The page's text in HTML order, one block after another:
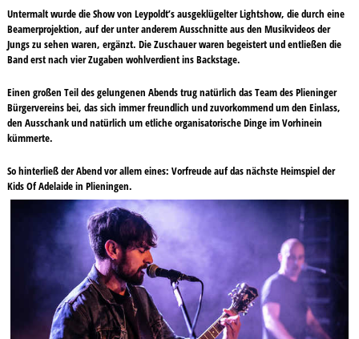
Untermalt wurde die Show von Leypoldt’s ausgeklügelter Lightshow, die durch eine
Beamerprojektion, auf der unter anderem Ausschnitte aus den Musikvideos der
Jungs zu sehen waren, ergänzt. Die Zuschauer waren begeistert und entließen die
Band erst nach vier Zugaben wohlverdient ins Backstage.
Einen großen Teil des gelungenen Abends trug natürlich das Team des Plieninger
Bürgervereins bei, das sich immer freundlich und zuvorkommend um den Einlass,
den Ausschank und natürlich um etliche organisatorische Dinge im Vorhinein
kümmerte.
So hinterließ der Abend vor allem eines: Vorfreude auf das nächste Heimspiel der
Kids Of Adelaide in Plieningen.